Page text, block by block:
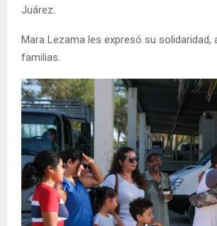
Juárez.
Mara Lezama les expresó su solidaridad,
familias.